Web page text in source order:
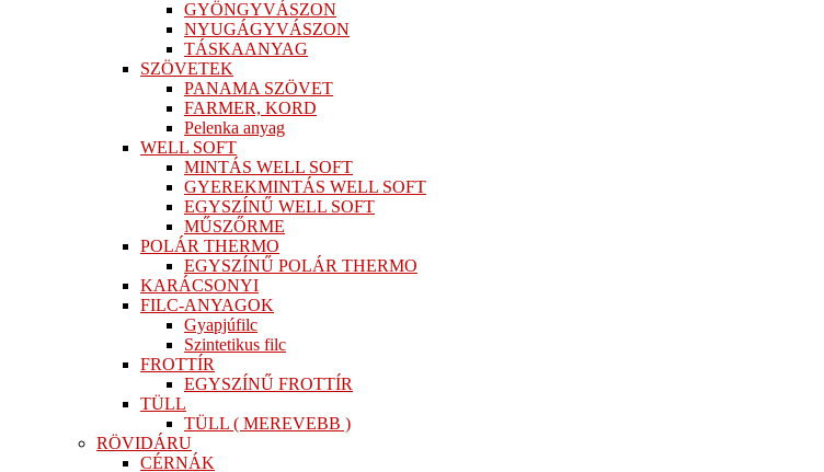
GYÖNGYVÁSZON
NYUGÁGYVÁSZON
TÁSKAANYAG
SZÖVETEK
PANAMA SZÖVET
FARMER, KORD
Pelenka anyag
WELL SOFT
MINTÁS WELL SOFT
GYEREKMINTÁS WELL SOFT
EGYSZÍNŰ WELL SOFT
MŰSZŐRME
POLÁR THERMO
EGYSZÍNŰ POLÁR THERMO
KARÁCSONYI
FILC-ANYAGOK
Gyapjúfilc
Szintetikus filc
FROTTÍR
EGYSZÍNŰ FROTTÍR
TÜLL
TÜLL ( MEREVEBB )
RÖVIDÁRU
CÉRNÁK